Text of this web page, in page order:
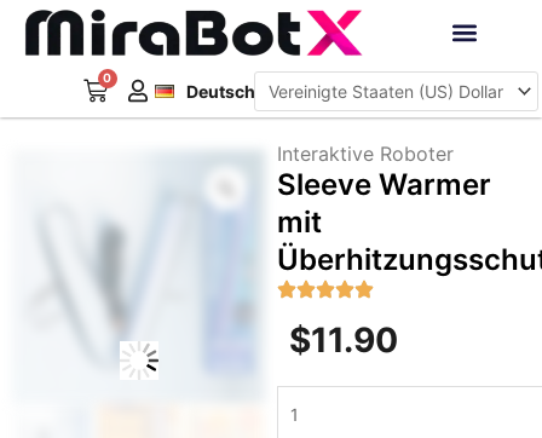
Zum
0
WarenkorbDeutsch
Français
日本語
Zoom
Interaktive Roboter
Sleeve Warmer
mit
$11.90
Warmer